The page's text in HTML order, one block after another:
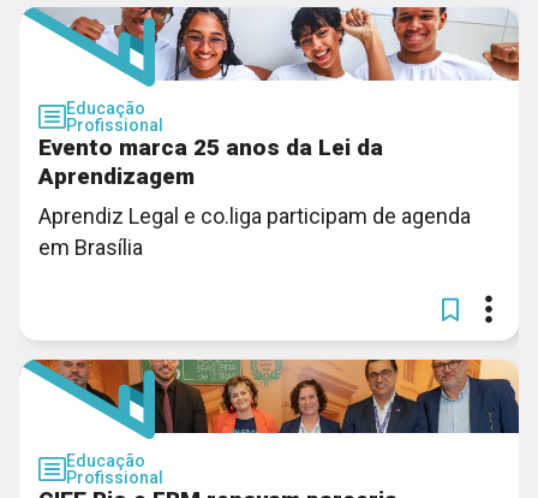
Educação
Profissional
Evento marca 25 anos da Lei da
Aprendizagem
Aprendiz Legal e co.liga participam de agenda
em Brasília
Educação
Profissional